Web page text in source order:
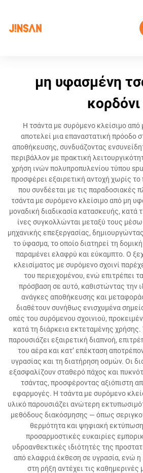
μη υφασμένη
κορδόνι
Η τσάντα με συρόμενο κλείσιμο
αποτελεί μια επαναστατική πρόοδο
αποθήκευσης, συνδυάζοντας
περιβάλλον με πρακτική
χρήση ινών πολυπροπυλενίου τύπου
προσφέρει εξαιρετική αντοχή χωρίς
που συνδέεται με τις παραδοσιακές
τσάντα με συρόμενο κλείσιμο από μη
μοναδική διαδικασία κατασκευής, κατά
ίνες συγκολλώνται μεταξύ τους
μηχανικής επεξεργασίας,
το ύφασμα, το οποίο διατηρεί τη
παραμένει ελαφρύ και εύκαμπτο. Ο
κλεισίματος με συρόμενο σχοινί
του περιεχομένου, ενώ επιτρέπει
πρόσβαση σε αυτό, καθιστώντας την
ανάγκες αποθήκευσης και
διαθέτουν συνήθως ενισχυμένα
οπές του συρόμενου σχοινιού,
κατά τη διάρκεια εκτεταμένης
παρουσιάζει εξαιρετική διαπνοή,
του αέρα και κατ’ επέκταση
υγρασίας και τη διατήρηση οσμών. Οι
εξασφαλίζουν σταθερό πάχος και
τσάντας, προσφέροντας αξιόπιστη
εφαρμογές. Η τσάντα με συρόμενο
υλικό παρουσιάζει ανώτερη
μεθόδους διακόσμησης — όπως
θερμότητα και ψηφιακή εκτύπωση
προσαρμοστικές ευκαιρίες
υδροανθεκτικές ιδιότητές της
από ελαφριά έκθεση σε υγρασία, ενώ η
στη ρήξη αντέχει τις καθημερινές